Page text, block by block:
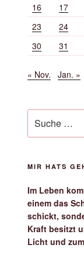
16
17
23
24
30
31
« Nov. Jan. »
nach:
MIR HATS
Im Leben
einem das
schickt,
Kraft besitzt
Licht und